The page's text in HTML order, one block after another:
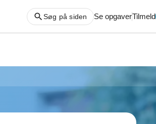
af storskrald
Søg på siden Se opgaverTilmeld